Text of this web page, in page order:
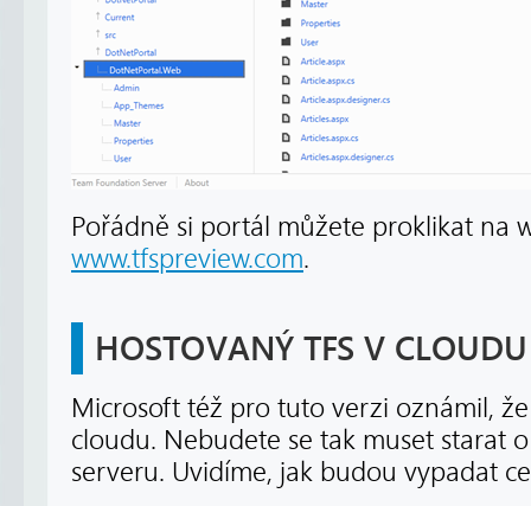
Pořádně si portál můžete proklikat na
www.tfspreview.com.
HOSTOVANÝ TFS V CLOUDU
Microsoft též pro tuto verzi oznámil,
cloudu. Nebudete se tak muset starat
serveru. Uvidíme, jak budou vypadat